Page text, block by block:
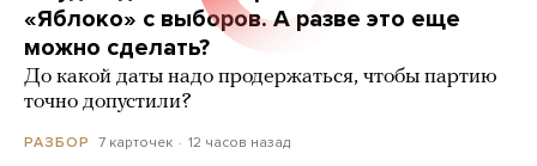
«Яблоко» с выборов. А разве это еще
можно сделать?
До какой даты надо продержаться, чтобы партию
точно допустили?
РАЗБОР 7 карточек 12 часов назад